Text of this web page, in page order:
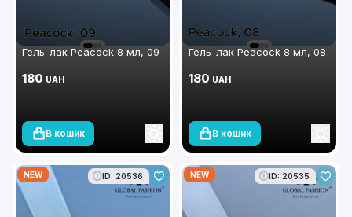
Гель-лак Peacock 8 мл, 09
180 UAH
В кошик
Гель-лак Peacock 8 мл, 08
180 UAH
В кошик
NEW ID: 20536 NEW ID: 20535